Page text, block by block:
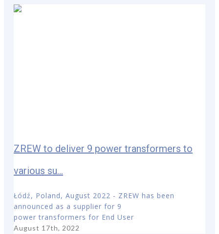
ZREW to deliver 9 power transformers to
various su...
Łódź, Poland, August 2022 - ZREW has been
announced as a supplier for 9
power transformers for End User
August 17th, 2022